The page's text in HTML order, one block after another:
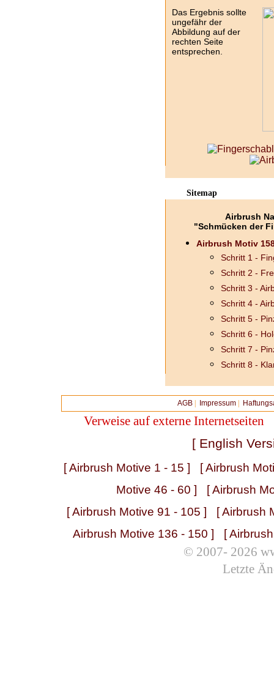
Das Ergebnis sollte
ungefähr der
Abbildung auf der
rechten Seite
entsprechen.
Sitemap
Airbrush
"Schmücken der
Airbrush Motiv
Schritt 1 -
Schritt 2 -
Schritt 3 -
Schritt 4 -
Schritt 5 -
Schritt 6 -
Schritt 7 -
Schritt 8 -
AGB Impressum
Verweise auf externe Internetseiten
[ English
[ Airbrush Motive 1 - 15 ]
[ Airbrush
Motive 46 - 60 ]
[ Airbrush
[ Airbrush Motive 91 - 105 ]
[ Airbrush
Airbrush Motive 136 - 150 ]
[
© 2007- 2026
Letzte